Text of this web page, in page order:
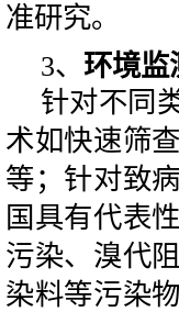
准研究。
3、 环境监
针对不同
术如快速筛
等；针对致
国具有代表
污染、溴代
染料等污染